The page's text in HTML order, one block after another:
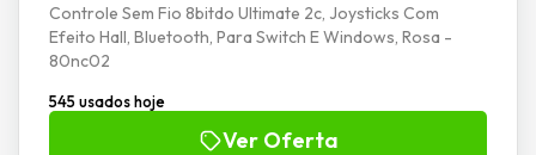
Controle Sem Fio 8bitdo Ultimate 2c, Joysticks Com
Efeito Hall, Bluetooth, Para Switch E Windows, Rosa -
80nc02
545 usados hoje
Ver Oferta